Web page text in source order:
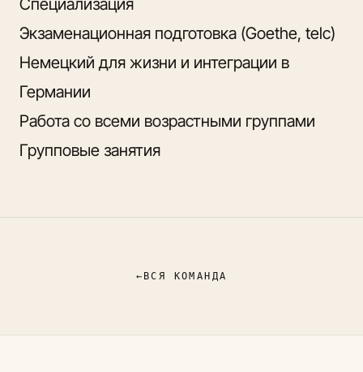
Специализация
Экзаменационная подготовка (Goethe, telc)
Немецкий для жизни и интеграции в
Германии
Работа со всеми возрастными группами
Групповые занятия
← ВСЯ КОМАНДА